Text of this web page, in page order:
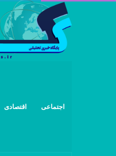
اجتماعی اقتصادی